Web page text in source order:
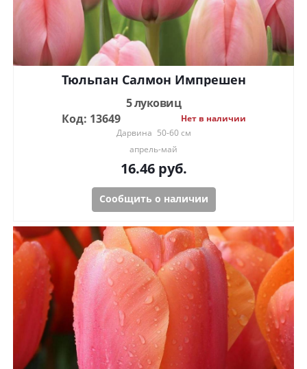
Тюльпан Салмон Импрешен
5 луковиц
Код: 13649
Нет в наличии
Дарвина 50-60 см
апрель-май
16.46руб.
Сообщить о наличии